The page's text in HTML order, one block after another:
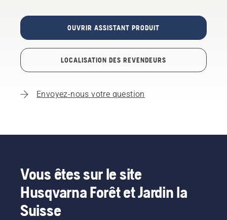
OUVRIR ASSISTANT PRODUIT
LOCALISATION DES REVENDEURS
Envoyez-nous votre question
Vous êtes sur le site
Husqvarna Forêt et Jardin la
Suisse